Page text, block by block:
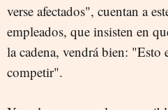
verse afectados", cuentan a
empleados, que insisten en
la cadena, vendrá bien: "Esto
competir".